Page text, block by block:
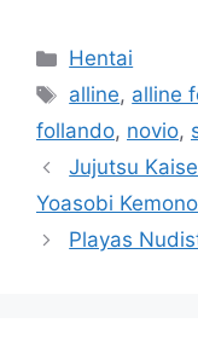
Categorías
Hentai
Etiquetas
alline, alline
follando, novio,
Jujutsu
Yoasobi
Playas